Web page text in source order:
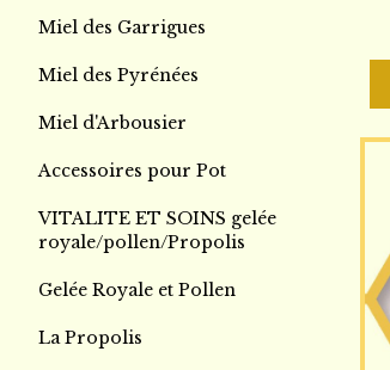
Miel des Garrigues
Miel des Pyrénées
Miel d'Arbousier
Accessoires pour Pot
VITALITE ET SOINS gelée
royale/pollen/Propolis
Gelée Royale et Pollen
La Propolis